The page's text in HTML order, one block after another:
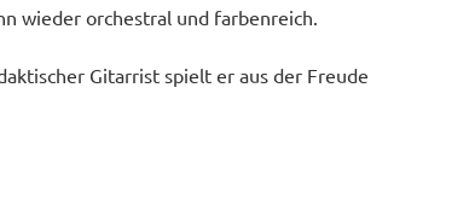
wieder orchestral und farbenreich.
Gitarrist spielt er aus der Freude